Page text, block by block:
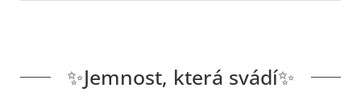
✨Jemnost, která svádí✨